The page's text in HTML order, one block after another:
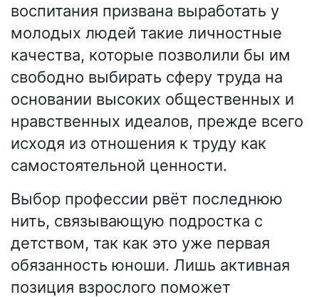
воспитания призвана выработать у
молодых людей такие личностные
качества, которые позволили бы им
свободно выбирать сферу труда на
основании высоких общественных и
нравственных идеалов, прежде всего
исходя из отношения к труду как
самостоятельной ценности.
Выбор профессии рвёт последнюю
нить, связывающую подростка с
детством, так как это уже первая
обязанность юноши. Лишь активная
позиция взрослого поможет